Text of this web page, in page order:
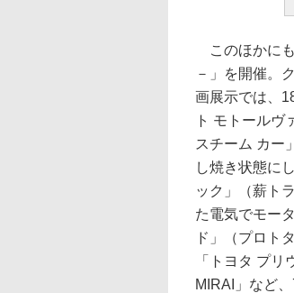
このほかにも
－」を開催。
画展示では、
ト モトール
スチーム カー
し焼き状態に
ック」（薪ト
た電気でモー
ド」（プロト
「トヨタ プ
MIRAI」など